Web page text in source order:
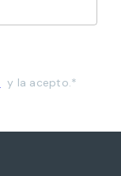
y la acepto.*